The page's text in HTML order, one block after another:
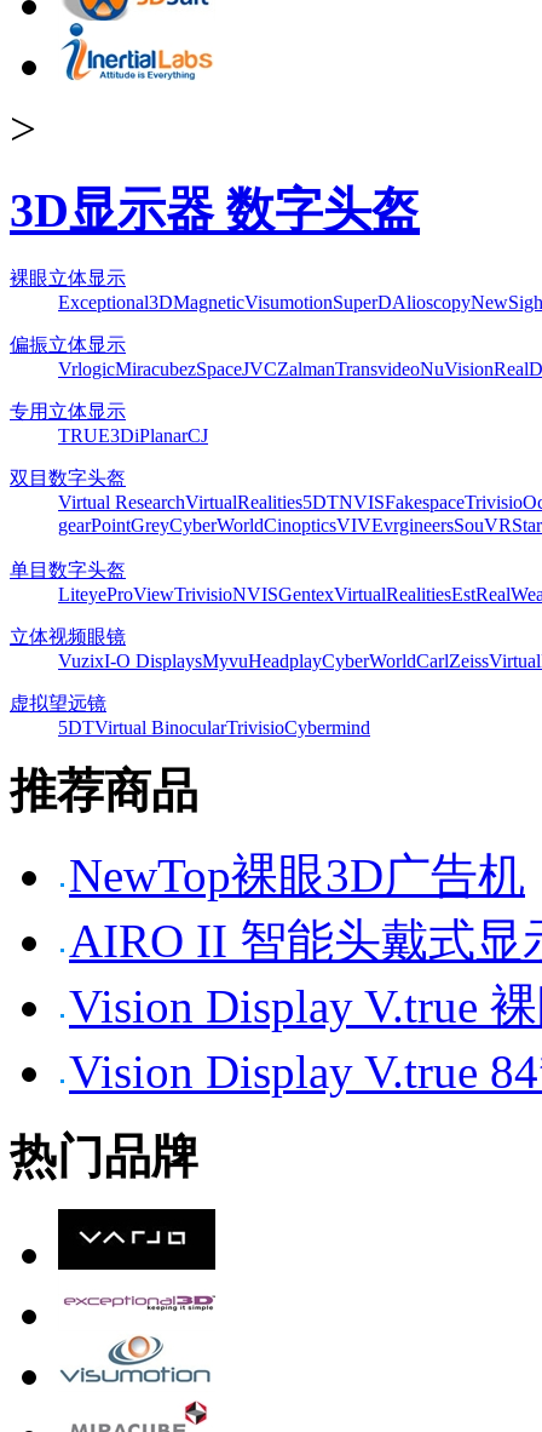
>
3D显示器 数字头盔
裸眼立体显示
Exceptional3DMagneticVisumotionSuperDAlioscopy
偏振立体显示
VrlogicMiracubezSpaceJVCZalmanTransvideoNuVisionRealD
专用立体显示
TRUE3DiPlanarCJ
双目数字头盔
Virtual ResearchVirtualRealities5DTNVISFakespaceTrivisio
gearPointGreyCyberWorldCinopticsVIVEvrgineersSouVR
单目数字头盔
LiteyeProViewTrivisioNVISGentexVirtualRealitiesEst
立体视频眼镜
VuzixI-O DisplaysMyvuHeadplayCyberWorldCarlZeiss
虚拟望远镜
5DTVirtual BinocularTrivisioCybermind
推荐商品
NewTop裸眼3D广告机
AIRO II 智能头戴式显
Vision Display V.true
Vision Display V.true
热门品牌